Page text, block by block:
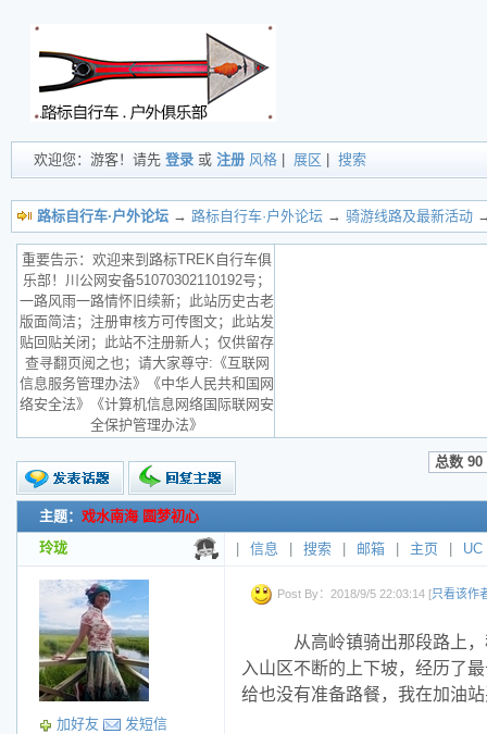
欢迎您：游客！请先 登录 或 注册 风格 展区 搜索
路标自行车·户外论坛 → 路标自行车·户外论坛 → 骑游线路及最新活动
重要告示：欢迎来到路标TREK自行车俱
乐部！川公网安备51070302110192号；
一路风雨一路情怀旧续新；此站历史古老
版面简洁；注册审核方可传图文；此站发
贴回贴关闭；此站不注册新人；仅供留存
查寻翻页阅之也；请大家尊守:《互联网
信息服务管理办法》《中华人民共和国网
络安全法》《计算机信息网络国际联网安
全保护管理办法》
新的主题
投票帖
交易帖
小字报
总数 90
主题： 戏水南海 圆梦初心
玲珑
信息 搜索 邮箱 主页 UC
加好友 发短信
Post By：2018/9/5 22:03:14 [只看该作
从高岭镇骑出那段路上
入山区不断的上下坡，经历了
给也没有准备路餐，我在加油